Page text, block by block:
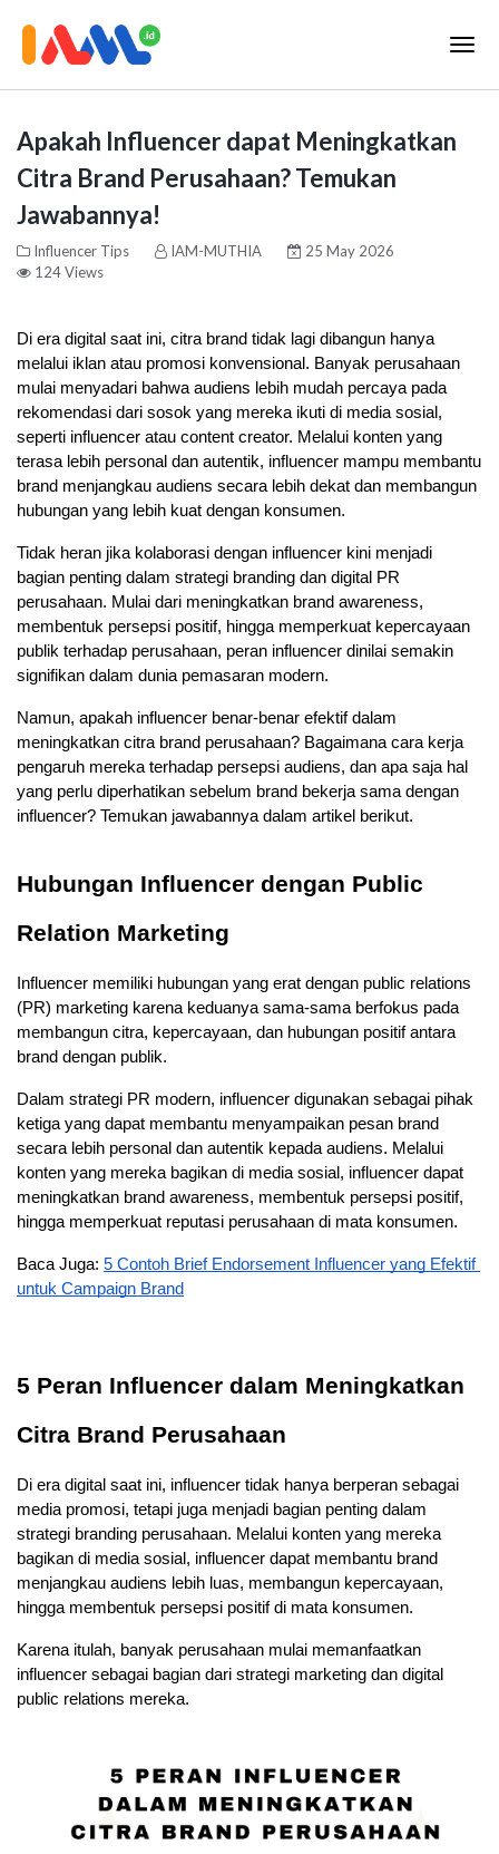
Apakah Influencer dapat Meningkatkan
Citra Brand Perusahaan? Temukan
Jawabannya!
Influencer Tips IAM-MUTHIA
25 May 2026
124 Views
Di era digital saat ini, citra brand tidak lagi dibangun hanya
melalui iklan atau promosi konvensional. Banyak perusahaan
mulai menyadari bahwa audiens lebih mudah percaya pada
rekomendasi dari sosok yang mereka ikuti di media sosial,
seperti influencer atau content creator. Melalui konten yang
terasa lebih personal dan autentik, influencer mampu membantu
brand menjangkau audiens secara lebih dekat dan membangun
hubungan yang lebih kuat dengan konsumen.
Tidak heran jika kolaborasi dengan influencer kini menjadi
bagian penting dalam strategi branding dan digital PR
perusahaan. Mulai dari meningkatkan brand awareness,
membentuk persepsi positif, hingga memperkuat kepercayaan
publik terhadap perusahaan, peran influencer dinilai semakin
signifikan dalam dunia pemasaran modern.
Namun, apakah influencer benar-benar efektif dalam
meningkatkan citra brand perusahaan? Bagaimana cara kerja
pengaruh mereka terhadap persepsi audiens, dan apa saja hal
yang perlu diperhatikan sebelum brand bekerja sama dengan
influencer? Temukan jawabannya dalam artikel berikut.
Hubungan Influencer dengan Public
Relation Marketing
Influencer memiliki hubungan yang erat dengan public relations
(PR) marketing karena keduanya sama-sama berfokus pada
membangun citra, kepercayaan, dan hubungan positif antara
brand dengan publik.
Dalam strategi PR modern, influencer digunakan sebagai pihak
ketiga yang dapat membantu menyampaikan pesan brand
secara lebih personal dan autentik kepada audiens. Melalui
konten yang mereka bagikan di media sosial, influencer dapat
meningkatkan brand awareness, membentuk persepsi positif,
hingga memperkuat reputasi perusahaan di mata konsumen.
Baca Juga: 5 Contoh Brief Endorsement Influencer yang Efektif
untuk Campaign Brand
5 Peran Influencer dalam Meningkatkan
Citra Brand Perusahaan
Di era digital saat ini, influencer tidak hanya berperan sebagai
media promosi, tetapi juga menjadi bagian penting dalam
strategi branding perusahaan. Melalui konten yang mereka
bagikan di media sosial, influencer dapat membantu brand
menjangkau audiens lebih luas, membangun kepercayaan,
hingga membentuk persepsi positif di mata konsumen.
Karena itulah, banyak perusahaan mulai memanfaatkan
influencer sebagai bagian dari strategi marketing dan digital
public relations mereka.